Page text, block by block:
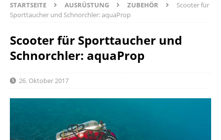
STARTSEITE AUSRÜSTUNG ZUBEHÖR
Scooter für
Sporttaucher und Schnorchler: aquaProp
Scooter für Sporttaucher und
Schnorchler: aquaProp
26. Oktober 2017